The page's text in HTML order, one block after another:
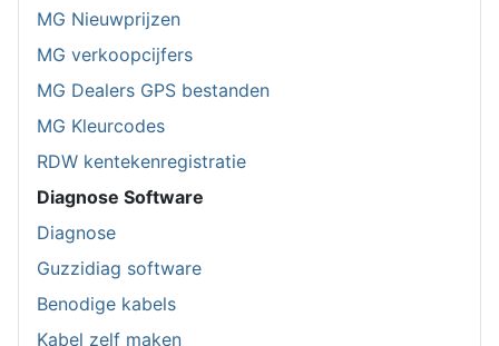
MG Nieuwprijzen
MG verkoopcijfers
MG Dealers GPS bestanden
MG Kleurcodes
RDW kentekenregistratie
Diagnose Software
Diagnose
Guzzidiag software
Benodige kabels
Kabel zelf maken